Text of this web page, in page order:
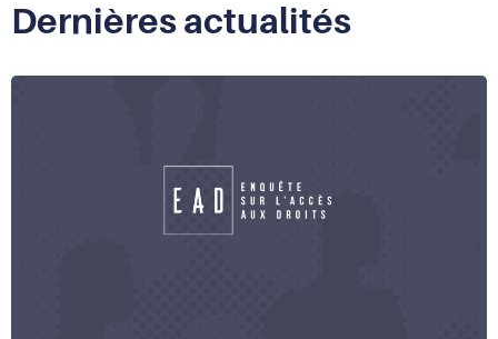
Dernières actualités